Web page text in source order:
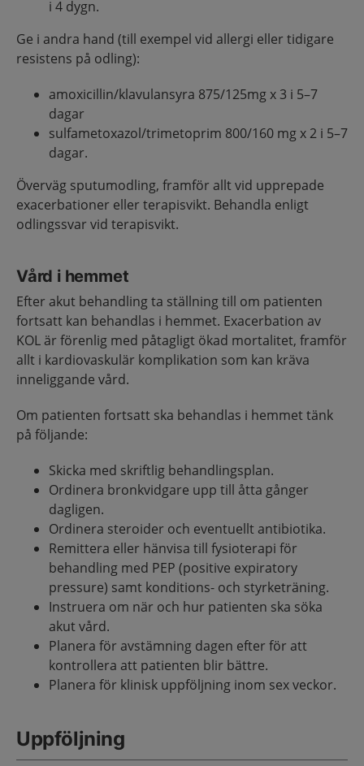
i 4 dygn.
Ge i andra hand (till exempel vid allergi eller tidigare
resistens på odling):
amoxicillin/klavulansyra 875/125mg x 3 i 5–7
dagar
sulfametoxazol/trimetoprim 800/160 mg x 2 i 5–7
dagar.
Överväg sputumodling, framför allt vid upprepade
exacerbationer eller terapisvikt. Behandla enligt
odlingssvar vid terapisvikt.
Vård i hemmet
Efter akut behandling ta ställning till om patienten
fortsatt kan behandlas i hemmet. Exacerbation av
KOL är förenlig med påtagligt ökad mortalitet, framför
allt i kardiovaskulär komplikation som kan kräva
inneliggande vård.
Om patienten fortsatt ska behandlas i hemmet tänk
på följande:
Skicka med skriftlig behandlingsplan.
Ordinera bronkvidgare upp till åtta gånger
dagligen.
Ordinera steroider och eventuellt antibiotika.
Remittera eller hänvisa till fysioterapi för
behandling med PEP (positive expiratory
pressure) samt konditions- och styrketräning.
Instruera om när och hur patienten ska söka
akut vård.
Planera för avstämning dagen efter för att
kontrollera att patienten blir bättre.
Planera för klinisk uppföljning inom sex veckor.
Uppföljning